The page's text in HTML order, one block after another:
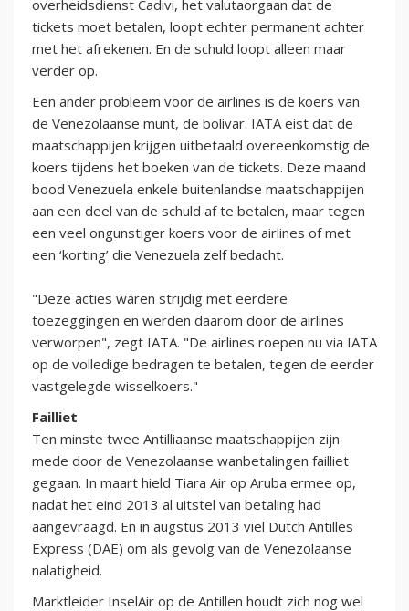
overheidsdienst Cadivi, het valutaorgaan dat de
tickets moet betalen, loopt echter permanent achter
met het afrekenen. En de schuld loopt alleen maar
verder op.
Een ander probleem voor de airlines is de koers van
de Venezolaanse munt, de bolivar. IATA eist dat de
maatschappijen krijgen uitbetaald overeenkomstig de
koers tijdens het boeken van de tickets. Deze maand
bood Venezuela enkele buitenlandse maatschappijen
aan een deel van de schuld af te betalen, maar tegen
een veel ongunstiger koers voor de airlines of met
een ‘korting’ die Venezuela zelf bedacht.
"Deze acties waren strijdig met eerdere
toezeggingen en werden daarom door de airlines
verworpen", zegt IATA. "De airlines roepen nu via IATA
op de volledige bedragen te betalen, tegen de eerder
vastgelegde wisselkoers."
Failliet
Ten minste twee Antilliaanse maatschappijen zijn
mede door de Venezolaanse wanbetalingen failliet
gegaan. In maart hield Tiara Air op Aruba ermee op,
nadat het eind 2013 al uitstel van betaling had
aangevraagd. En in augstus 2013 viel Dutch Antilles
Express (DAE) om als gevolg van de Venezolaanse
nalatigheid.
Marktleider InselAir op de Antillen houdt zich nog wel